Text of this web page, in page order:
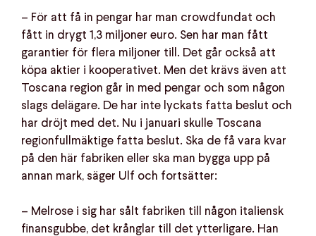
– För att få in pengar har man crowdfundat och
fått in drygt 1,3 miljoner euro. Sen har man fått
garantier för flera miljoner till. Det går också att
köpa aktier i kooperativet. Men det krävs även att
Toscana region går in med pengar och som någon
slags delägare. De har inte lyckats fatta beslut och
har dröjt med det. Nu i januari skulle Toscana
regionfullmäktige fatta beslut. Ska de få vara kvar
på den här fabriken eller ska man bygga upp på
annan mark, säger Ulf och fortsätter:
– Melrose i sig har sålt fabriken till någon italiensk
finansgubbe, det krånglar till det ytterligare. Han